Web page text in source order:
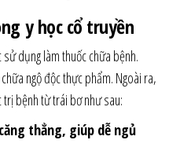
y học cổ truyền
dụng làm thuốc chữa bệnh.
ngộ độc thực phẩm. Ngoài ra,
bệnh từ trái bơ như sau:
thẳng, giúp dễ ngủ